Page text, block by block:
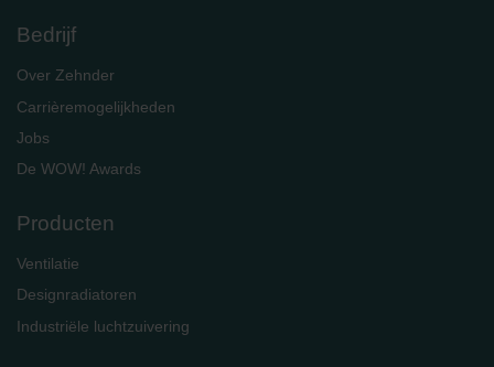
Bedrijf
Over Zehnder
Carrièremogelijkheden
Jobs
De WOW! Awards
Producten
Ventilatie
Designradiatoren
Industriële luchtzuivering